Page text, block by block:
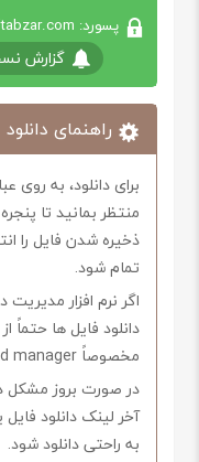
پسورد: softabzar.com
گزارش
راهنمای دانلود
برای دانلود، به روی
منتظر بمانید تا
ذخیره شدن فایل را
تمام شود.
اگر نرم افزار
دانلود فایل ها حتماً
مخصوصاً internet download manager استفاده کنید.
در صورت بروز مشکل
آخر لینک دانلود
به راحتی دانلود شود.